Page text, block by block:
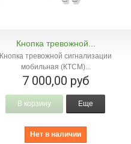
Быстрый просмотр
Кнопка тревожной...
Кнопка тревожной сигнализации
мобильная (КТСМ)...
7 000,00 руб
В корзину Еще
Нет в наличии